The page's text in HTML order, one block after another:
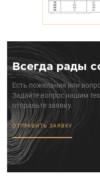
Всегда рады
Есть пожелания или
Задайте вопрос нашим
отправьте заявку.
ОТПРАВИТЬ ЗАЯВКУ